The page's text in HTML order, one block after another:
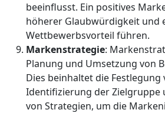
beeinflusst. Ein positives
höherer Glaubwürdigkeit und
Wettbewerbsvorteil führen.
Markenstrategie:
Planung und Umsetzung von
Dies beinhaltet die Festlegung
Identifizierung der Zielgruppe
von Strategien, um die